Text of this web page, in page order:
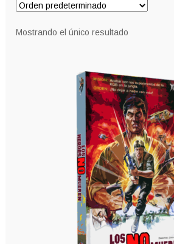
Mostrando el único resultado